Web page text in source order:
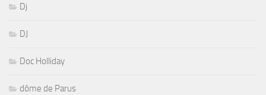
Dj
DJ
Doc Holliday
dôme de Parus